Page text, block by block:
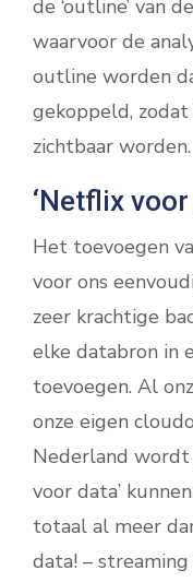
de ‘outline’ van
waarvoor de
outline worden
gekoppeld,
zichtbaar worden.
‘Netflix voor
Het toevoegen
voor ons
zeer krachtige
elke databron in
toevoegen. Al
onze eigen
Nederland wordt
voor data’
totaal al meer
data! –